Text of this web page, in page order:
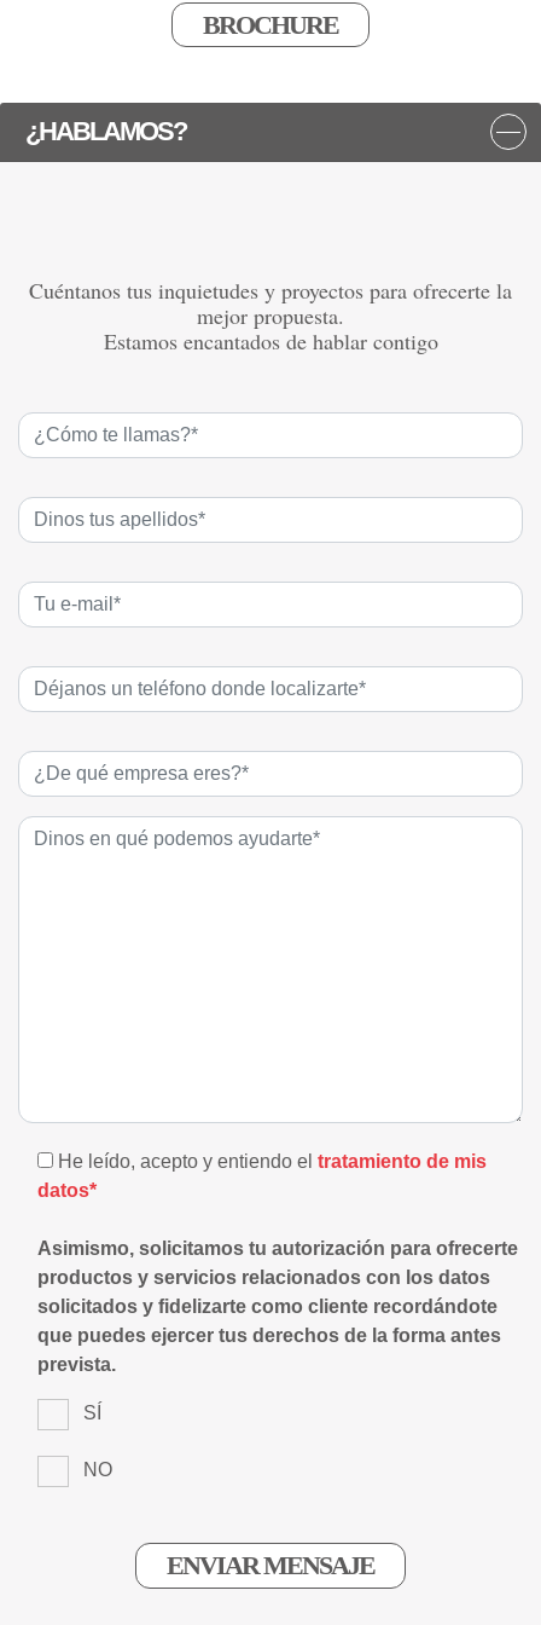
BROCHURE
¿HABLAMOS?
Cuéntanos tus inquietudes y proyectos para ofrecerte la
mejor propuesta.
Estamos encantados de hablar contigo
He leído, acepto y entiendo el tratamiento de mis
datos*
Asimismo, solicitamos tu autorización para ofrecerte
productos y servicios relacionados con los datos
solicitados y fidelizarte como cliente recordándote
que puedes ejercer tus derechos de la forma antes
prevista.
SÍ
NO